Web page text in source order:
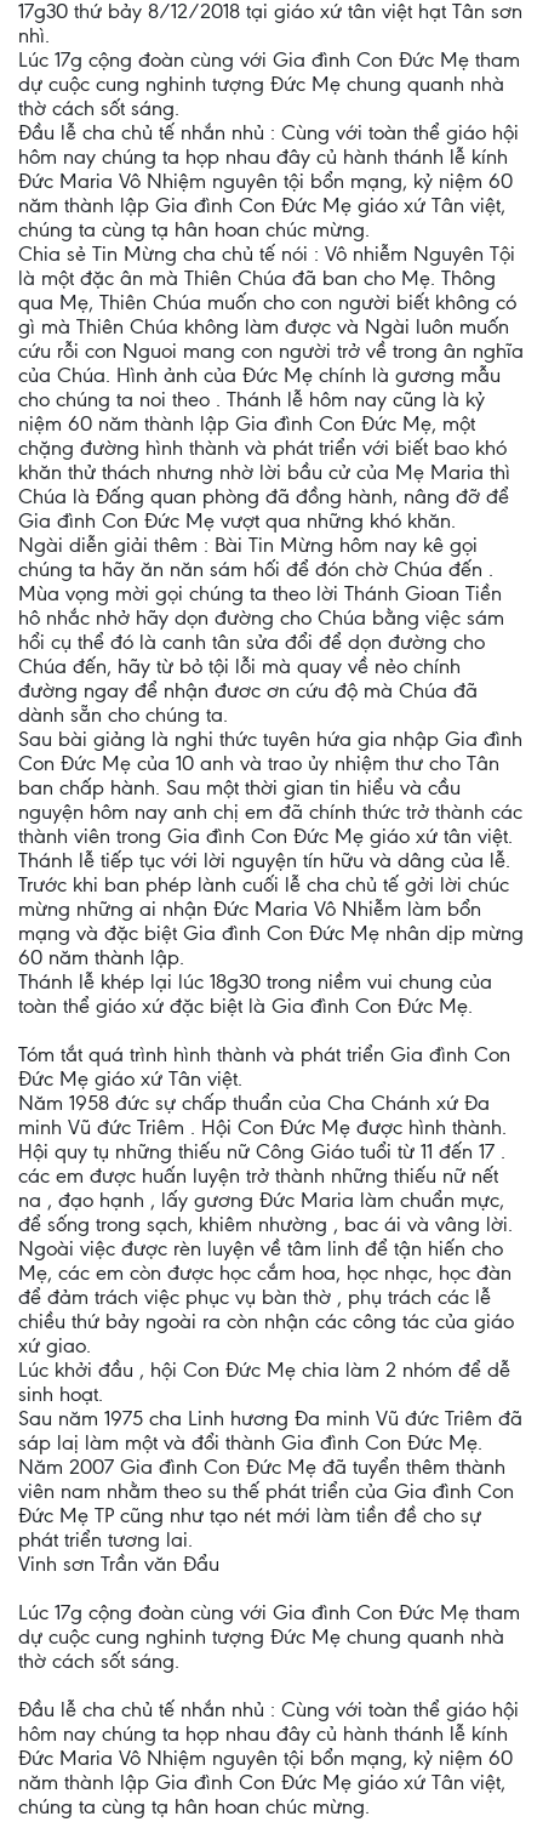
17g30 thứ bảy 8/12/2018 tại giáo xứ tân việt hạt Tân sơn
nhì.
Lúc 17g cộng đoàn cùng với Gia đình Con Đức Mẹ tham
dự cuộc cung nghinh tượng Đức Mẹ chung quanh nhà
thờ cách sốt sáng.
Đầu lễ cha chủ tế nhắn nhủ : Cùng với toàn thể giáo hội
hôm nay chúng ta họp nhau đây củ hành thánh lễ kính
Đức Maria Vô Nhiệm nguyên tội bổn mạng, kỷ niệm 60
năm thành lập Gia đình Con Đức Mẹ giáo xứ Tân việt,
chúng ta cùng tạ hân hoan chúc mừng.
Chia sẻ Tin Mừng cha chủ tế nói : Vô nhiễm Nguyên Tội
là một đặc ân mà Thiên Chúa đã ban cho Mẹ. Thông
qua Mẹ, Thiên Chúa muốn cho con người biết không có
gì mà Thiên Chúa không làm được và Ngài luôn muốn
cứu rỗi con Nguoi mang con người trở về trong ân nghĩa
của Chúa. Hình ảnh của Đức Mẹ chính là gương mẫu
cho chúng ta noi theo . Thánh lễ hôm nay cũng là kỷ
niệm 60 năm thành lập Gia đình Con Đức Mẹ, một
chặng đường hình thành và phát triển với biết bao khó
khăn thử thách nhưng nhờ lời bầu cử của Mẹ Maria thì
Chúa là Đấng quan phòng đã đồng hành, nâng đỡ để
Gia đình Con Đức Mẹ vượt qua những khó khăn.
Ngài diễn giải thêm : Bài Tin Mừng hôm nay kê gọi
chúng ta hãy ăn năn sám hối để đón chờ Chúa đến .
Mùa vọng mời gọi chúng ta theo lời Thánh Gioan Tiền
hô nhắc nhở hãy dọn đường cho Chúa bằng việc sám
hổi cụ thể đó là canh tân sửa đổi để dọn đường cho
Chúa đến, hãy từ bỏ tội lỗi mà quay về nẻo chính
đường ngay để nhận đươc ơn cứu độ mà Chúa đã
dành sẵn cho chúng ta.
Sau bài giảng là nghi thức tuyên hứa gia nhập Gia đình
Con Đức Mẹ của 10 anh và trao ủy nhiệm thư cho Tân
ban chấp hành. Sau một thời gian tin hiểu và cầu
nguyện hôm nay anh chị em đã chính thức trở thành các
thành viên trong Gia đình Con Đức Mẹ giáo xứ tân việt.
Thánh lễ tiếp tục với lời nguyện tín hữu và dâng của lễ.
Trước khi ban phép lành cuối lễ cha chủ tế gởi lời chúc
mừng những ai nhận Đức Maria Vô Nhiễm làm bổn
mạng và đặc biệt Gia đình Con Đức Mẹ nhân dịp mừng
60 năm thành lập.
Thánh lễ khép lại lúc 18g30 trong niềm vui chung của
toàn thể giáo xứ đặc biệt là Gia đình Con Đức Mẹ.
Tóm tắt quá trình hình thành và phát triển Gia đình Con
Đức Mẹ giáo xứ Tân việt.
Năm 1958 đức sự chấp thuẩn của Cha Chánh xứ Đa
minh Vũ đức Triêm . Hội Con Đức Mẹ được hình thành.
Hội quy tụ những thiếu nữ Công Giáo tuổi từ 11 đến 17 .
các em được huấn luyện trở thành những thiếu nữ nết
na , đạo hạnh , lấy gương Đức Maria làm chuẩn mực,
để sống trong sạch, khiêm nhường , bac ái và vâng lời.
Ngoài việc được rèn luyện về tâm linh để tận hiến cho
Mẹ, các em còn được học cắm hoa, học nhạc, học đàn
để đảm trách việc phục vụ bàn thờ , phụ trách các lễ
chiều thứ bảy ngoài ra còn nhận các công tác của giáo
xứ giao.
Lúc khởi đầu , hội Con Đức Mẹ chia làm 2 nhóm để dễ
sinh hoạt.
Sau năm 1975 cha Linh hương Đa minh Vũ đức Triêm đã
sáp laị làm một và đổi thành Gia đình Con Đức Mẹ.
Năm 2007 Gia đình Con Đức Mẹ đã tuyển thêm thành
viên nam nhằm theo su thế phát triển của Gia đình Con
Đức Mẹ TP cũng như tạo nét mới làm tiền đề cho sự
phát triển tương lai.
Vinh sơn Trần văn Đẩu
Lúc 17g cộng đoàn cùng với Gia đình Con Đức Mẹ tham
dự cuộc cung nghinh tượng Đức Mẹ chung quanh nhà
thờ cách sốt sáng.
Đầu lễ cha chủ tế nhắn nhủ : Cùng với toàn thể giáo hội
hôm nay chúng ta họp nhau đây củ hành thánh lễ kính
Đức Maria Vô Nhiệm nguyên tội bổn mạng, kỷ niệm 60
năm thành lập Gia đình Con Đức Mẹ giáo xứ Tân việt,
chúng ta cùng tạ hân hoan chúc mừng.